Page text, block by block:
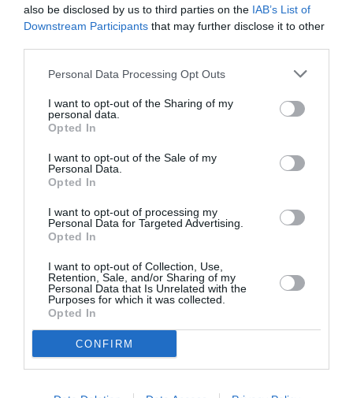
also be disclosed by us to third parties on the IAB’s List of
Downstream Participants that may further disclose it to other
Personal Data Processing Opt Outs
I want to opt-out of the Sharing of my
personal data.
Opted In
I want to opt-out of the Sale of my
Personal Data.
Opted In
I want to opt-out of processing my
Personal Data for Targeted Advertising.
Opted In
I want to opt-out of Collection, Use,
Retention, Sale, and/or Sharing of my
Personal Data that Is Unrelated with the
Purposes for which it was collected.
Opted In
CONFIRM
Bref: s’il faut soutenir publiquement l’initiative, il est
urgent d’attendre et voir venir avant d’aller plus loin
RÉPONDRE
H30a commenté :
23 avril 2018 - 17 h
sur la pérennisation de cette compagnie
étant donné que les installations a CRL ne
charge, que cet aéroport est un peu
“paumé” (peut être profitable pour les
gens habitant la grande région mais pas
d’affaires souhaitant se rendre
directement a Brussels). Sans oublier que
les réservations ont étés ouvertes très
peu de temps avant les vols a venir, qu’il y
share pour aller plus loin que HKG ect. Et